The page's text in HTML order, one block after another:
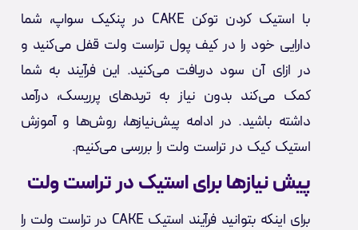
با استیک کردن توکن CAKE در پنکیک سواپ، شما
دارایی خود را در کیف پول تراست ولت قفل می‌کنید و
در ازای آن سود دریافت می‌کنید. این فرآیند به شما
کمک می‌کند بدون نیاز به تریدهای پرریسک، درآمد
داشته باشید. در ادامه پیش‌نیازها، روش‌ها و آموزش
استیک کیک در تراست ولت را بررسی می‌کنیم.
پیش نیازها برای استیک در تراست ولت
برای اینکه بتوانید فرآیند استیک CAKE در تراست ولت را